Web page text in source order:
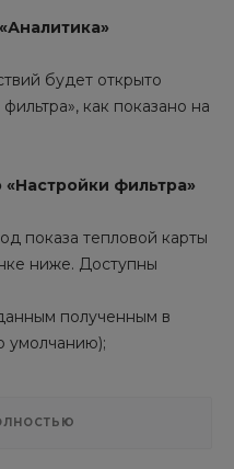
будет открыто
как показано на
фильтра»
показа тепловой карты
ниже. Доступны
полученным в
умолчанию);
полученным в
полученным за